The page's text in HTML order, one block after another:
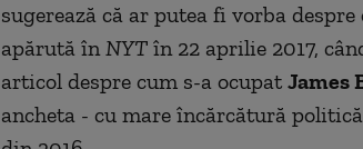
sugerează că ar putea fi vorba
apărută înNYTîn 22 aprilie 2017,
articol despre cum s-a ocupat James
ancheta - cu mare încărcătură